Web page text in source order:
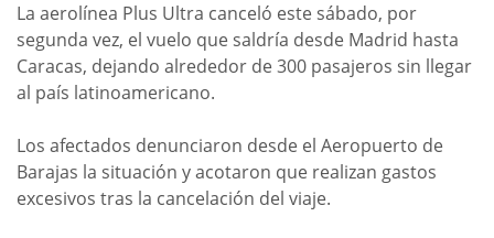
La aerolínea Plus Ultra canceló este sábado, por
segunda vez, el vuelo que saldría desde Madrid hasta
Caracas, dejando alrededor de 300 pasajeros sin llegar
al país latinoamericano.
Los afectados denunciaron desde el Aeropuerto de
Barajas la situación y acotaron que realizan gastos
excesivos tras la cancelación del viaje.